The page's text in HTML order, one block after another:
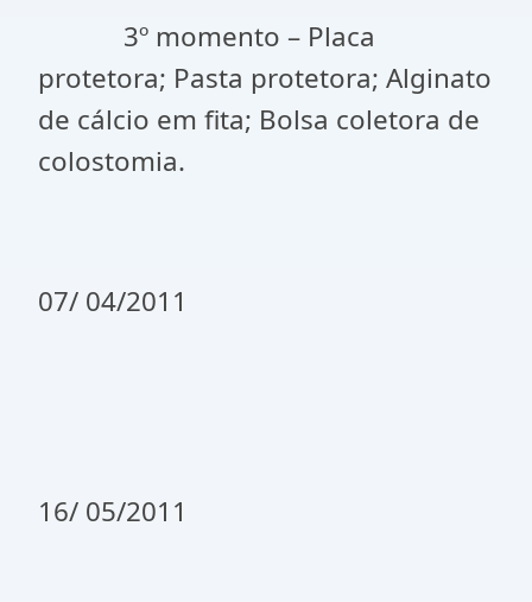
3º momento – Placa
protetora; Pasta protetora; Alginato
de cálcio em fita; Bolsa coletora de
colostomia.
07/ 04/2011
16/ 05/2011